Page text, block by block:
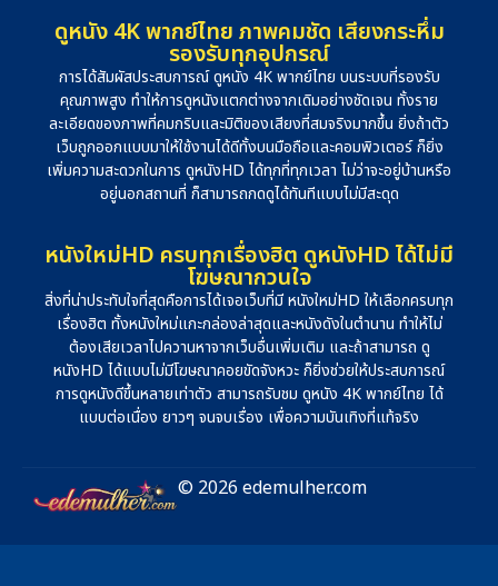
ดูหนัง 4K พากย์ไทย ภาพคมชัด เสียงกระหึ่ม
รองรับทุกอุปกรณ์
การได้สัมผัสประสบการณ์ ดูหนัง 4K พากย์ไทย บนระบบที่รองรับ
คุณภาพสูง ทำให้การดูหนังแตกต่างจากเดิมอย่างชัดเจน ทั้งราย
ละเอียดของภาพที่คมกริบและมิติของเสียงที่สมจริงมากขึ้น ยิ่งถ้าตัว
เว็บถูกออกแบบมาให้ใช้งานได้ดีทั้งบนมือถือและคอมพิวเตอร์ ก็ยิ่ง
เพิ่มความสะดวกในการ ดูหนังHD ได้ทุกที่ทุกเวลา ไม่ว่าจะอยู่บ้านหรือ
อยู่นอกสถานที่ ก็สามารถกดดูได้ทันทีแบบไม่มีสะดุด
หนังใหม่HD ครบทุกเรื่องฮิต ดูหนังHD ได้ไม่มี
โฆษณากวนใจ
สิ่งที่น่าประทับใจที่สุดคือการได้เจอเว็บที่มี หนังใหม่HD ให้เลือกครบทุก
เรื่องฮิต ทั้งหนังใหม่แกะกล่องล่าสุดและหนังดังในตำนาน ทำให้ไม่
ต้องเสียเวลาไปควานหาจากเว็บอื่นเพิ่มเติม และถ้าสามารถ ดู
หนังHD ได้แบบไม่มีโฆษณาคอยขัดจังหวะ ก็ยิ่งช่วยให้ประสบการณ์
การดูหนังดีขึ้นหลายเท่าตัว สามารถรับชม ดูหนัง 4K พากย์ไทย ได้
แบบต่อเนื่อง ยาวๆ จนจบเรื่อง เพื่อความบันเทิงที่แท้จริง
© 2026 edemulher.com